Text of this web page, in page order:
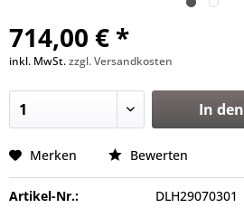
714,00 € *
inkl. MwSt.zzgl. Versandkosten
In den
Merken Bewerten
Artikel-Nr.:
DLH29070301